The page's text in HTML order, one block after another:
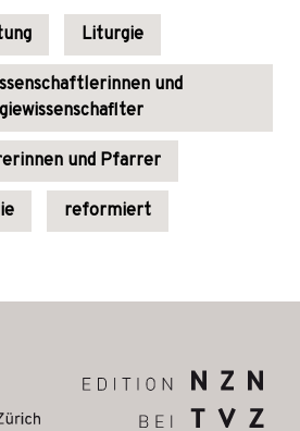
Liturgie
und
und Pfarrer
reformiert